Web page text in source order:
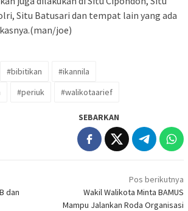
Situ Batusari dan tempat lain yang ada
joe)
#bibitikan
#ikannila
#periuk #walikotaarief
SEBARKAN
dan
Pos berikutnya
Wakil Walikota Minta BAMUS
Mampu Jalankan Roda Organisasi